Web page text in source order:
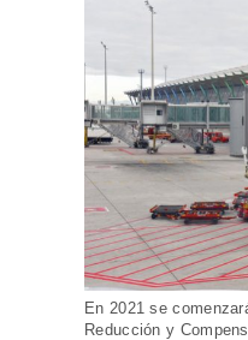
En 2021 se
Reducción y